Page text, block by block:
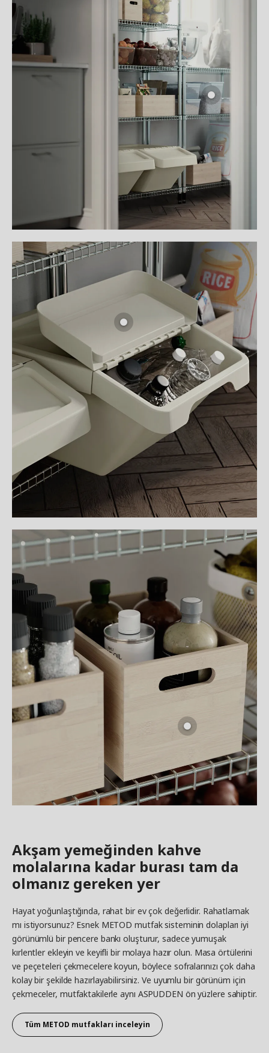
Akşam yemeğinden kahve
molalarına kadar burası tam da
olmanız gereken yer
Hayat yoğunlaştığında, rahat bir ev çok değerlidir. Rahatlamak
mı istiyorsunuz? Esnek METOD mutfak sisteminin dolapları iyi
görünümlü bir pencere bankı oluşturur, sadece yumuşak
kırlentler ekleyin ve keyifli bir molaya hazır olun. Masa örtülerini
ve peçeteleri çekmecelere koyun, böylece sofralarınızı çok daha
kolay bir şekilde hazırlayabilirsiniz. Ve uyumlu bir görünüm için
çekmeceler, mutfaktakilerle aynı ASPUDDEN ön yüzlere sahiptir.
Tüm METOD mutfakları inceleyin